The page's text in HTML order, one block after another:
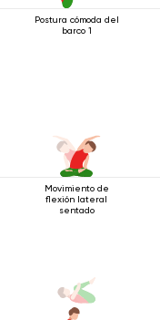
Postura cómoda del
barco 1
Movimiento de
flexión lateral
sentado